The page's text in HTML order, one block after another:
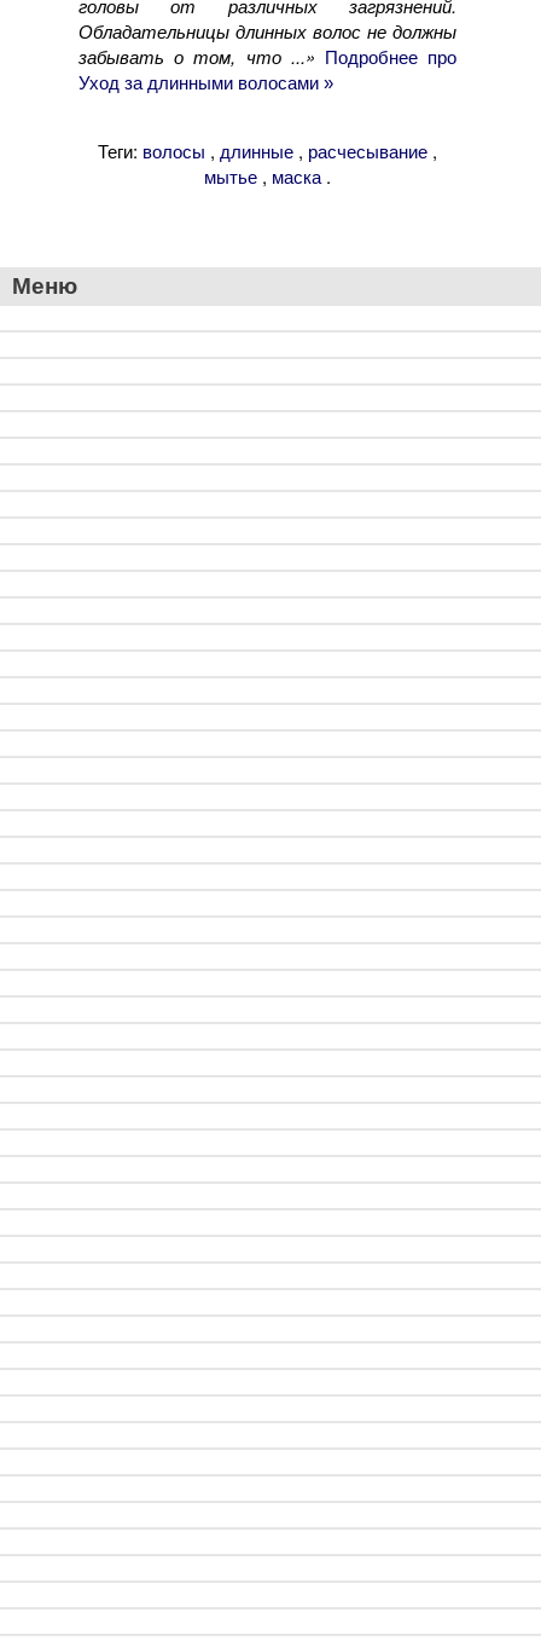
головы от различных загрязнений.
Обладательницы длинных волос не должны
забывать о том, что ...» Подробнее про
Уход за длинными волосами »
Теги: волосы , длинные , расчесывание ,
мытье , маска .
Меню